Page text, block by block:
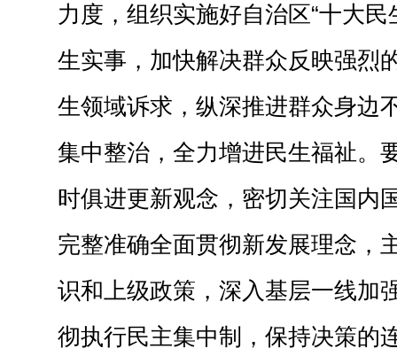
力度，组织实施好自治区“十大
生实事，加快解决群众反映强烈
生领域诉求，纵深推进群众身边
集中整治，全力增进民生福祉。
时俱进更新观念，密切关注国内
完整准确全面贯彻新发展理念，
识和上级政策，深入基层一线加
彻执行民主集中制，保持决策的